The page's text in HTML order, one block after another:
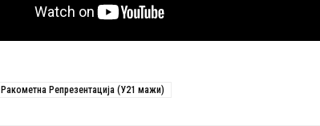
Ракометна Репрезентација (У21 мажи)